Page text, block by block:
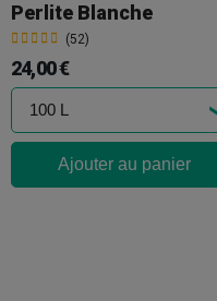
Perlite Blanche
(52)
24,00 €
Ajouter au panier